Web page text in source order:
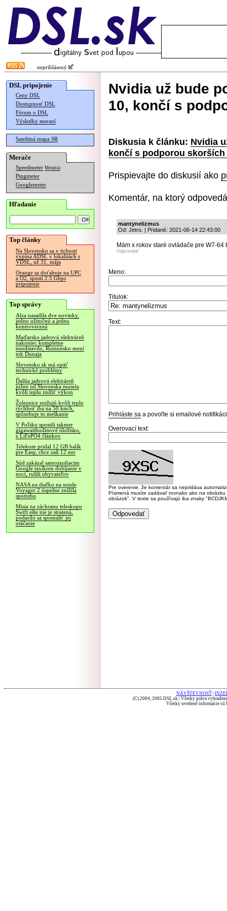
neprihlásený
DSL pripojenie
Ceny DSL
Dostupnosť DSL
Fórum o DSL
Výsledky meraní
Satelitná mapa SR
Merače
Speedmeter Merania
Pingmeter
Googlemeter
Hľadanie
Top články
Na Slovensku sa v tichosti
vypína ADSL v lokalitách s
VDSL, už 31. mája
Orange sa doťahuje na UPC
a O2, spustí 2.5 Gbps
pripojenie
Top správy
Alza nasadila dve novinky,
jednu užitočnú a jednu
kontroverznú
Maďarsko jadrovú elektráreň
nakoniec kompletne
neodstavilo, Rumunsko mení
tok Dunaja
Slovensko.sk má opäť
technické problémy
Ďalšia jadrová elektráreň
južne od Slovenska musela
kvôli teplu znížiť výkon
Železnice znižujú kvôli teplu
rýchlosť iba na 50 km/h,
spôsobuje to meškanie
V Poľsku spustili takmer
gigawatthodinové úložisko,
z LiFePO4 článkov
Telekom pridal 12 GB balík
pre Easy, chce zaň 12 eur
Súd zakázal samojazdiacim
Google taxíkom dobíjanie v
noci, rušili obyvateľov
NASA na diaľku na sonde
Voyager 2 úspešne znížila
spotrebu
Misia na záchranu teleskopu
Swift ešte nie je stratená,
podarilo sa spomaliť jej
otáčanie
Nvidia už bude
10, končí s
Diskusia k článku: Nvidia
končí s podporou skorších
Prispievajte do diskusií ako
Komentár, na ktorý
mantynelizmus
Od: Jetro. | Pridané: 2021-06-14 22:43:00
Mám x rokov staré ovládače pre W7-
Odpovedať
Meno:
Titulok:
Text:
Prihláste sa a povoľte si emailové
Overovací text:
Pre overenie, že komentár sa nepridáva
Písmená musíte zadávať rovnako ako na
obrázok". V texte sa používajú iba znaky
NÁVŠTEVNOSŤ
(C) 2004, 2005 DSL.sk | Všetky práva
Všetky uvedené informácie sú